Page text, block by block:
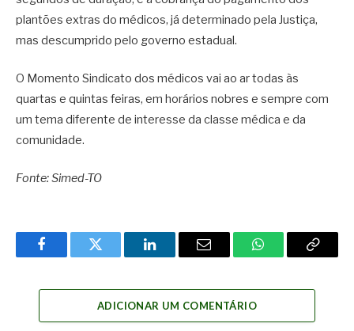
plantões extras do médicos, já determinado pela Justiça,
mas descumprido pelo governo estadual.
O Momento Sindicato dos médicos vai ao ar todas às
quartas e quintas feiras, em horários nobres e sempre com
um tema diferente de interesse da classe médica e da
comunidade.
Fonte: Simed-TO
FacebookTwitter LinkedInEmail WhatsAppCopy
ADICIONAR UM COMENTÁRIO